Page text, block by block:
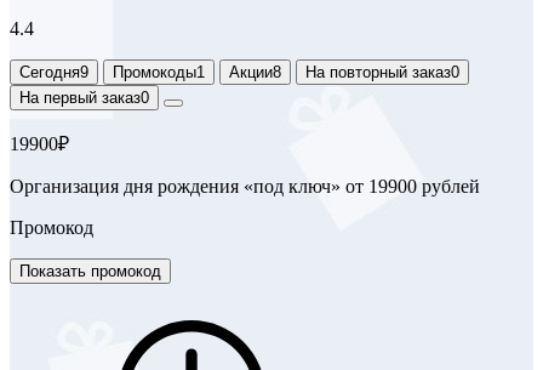
4.4
Сегодня9 Промокоды1 Акции8 На повторный заказ0
На первый заказ0
19900₽
Организация дня рождения «под ключ» от 19900 рублей
Промокод
Показать промокод